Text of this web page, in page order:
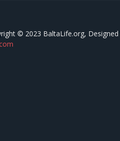
© 2023 BaltaLife.org, Designed